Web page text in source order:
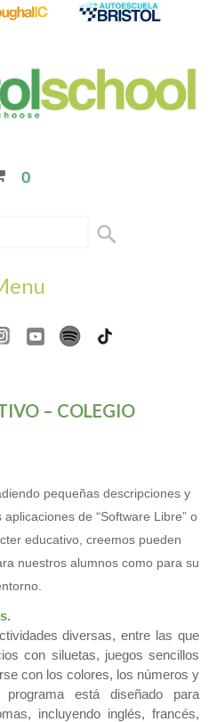
0
– COLEGIO
pequeñas descripciones y
de “Software Libre” o
educativo, creemos pueden
nuestros alumnos como para su
diversas, entre las que
con siluetas, juegos sencillos
con los colores, los números y
está diseñado para
incluyendo inglés, francés,